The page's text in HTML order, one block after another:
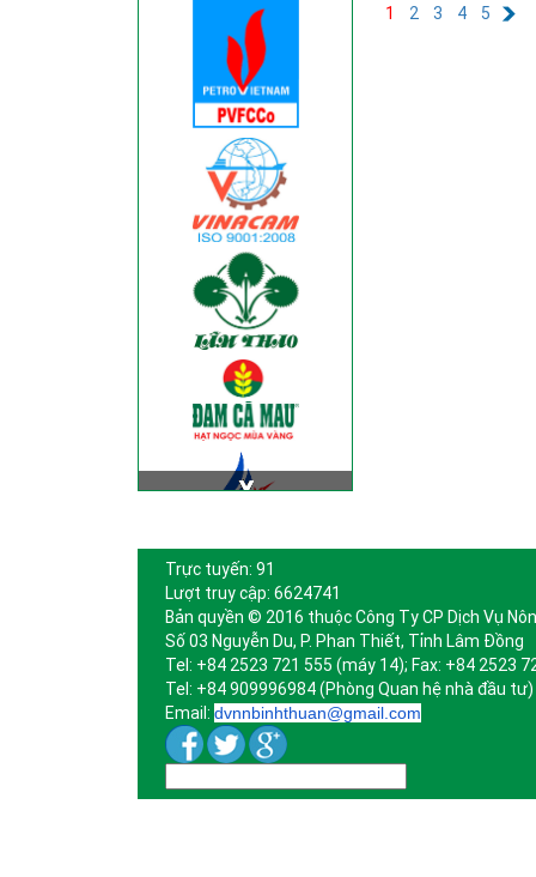
1
2 3 4 5
Trực tuyến: 91
Lượt truy cập: 6624741
Bản quyền © 2016 thuộc Công Ty CP Dịch Vụ
Số 03 Nguyễn Du, P. Phan Thiết, Tỉnh Lâm Đồng
Tel: +84 2523 721 555 (máy 14); Fax: +84 2523
Tel: +84 909996984 (Phòng Quan hệ nhà đầu tư)
Email: dvnnbinhthuan@gmail.com